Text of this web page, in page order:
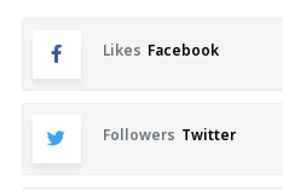
Likes Facebook
Followers Twitter